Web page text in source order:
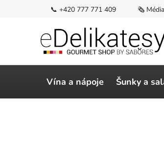
📞 +420 777 771 409 🗞️ Média
Vína a nápoje Šunky a